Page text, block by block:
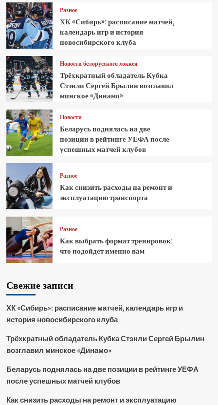
Разное
ХК «Сибирь»: расписание матчей,
календарь игр и история
новосибирского клуба
Новости белорусского хоккея
Трёхкратный обладатель Кубка
Стэнли Сергей Брылин возглавил
минское «Динамо»
Новости
Беларусь поднялась на две
позиции в рейтинге УЕФА после
успешных матчей клубов
Разное
Как снизить расходы на ремонт и
эксплуатацию транспорта
Разное
Как выбрать формат тренировок:
что подойдет именно вам
Свежие записи
ХК «Сибирь»: расписание матчей, календарь игр и
история новосибирского клуба
Трёхкратный обладатель Кубка Стэнли Сергей Брылин
возглавил минское «Динамо»
Беларусь поднялась на две позиции в рейтинге УЕФА
после успешных матчей клубов
Как снизить расходы на ремонт и эксплуатацию